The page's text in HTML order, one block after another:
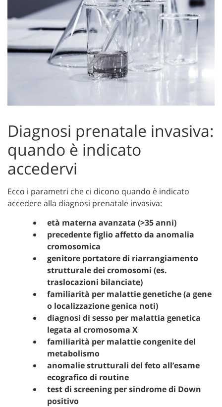
Diagnosi prenatale invasiva:
quando è indicato
accedervi
Ecco i parametri che ci dicono quando è indicato
accedere alla diagnosi prenatale invasiva:
età materna avanzata (>35 anni)
precedente figlio affetto da anomalia
cromosomica
genitore portatore di riarrangiamento
strutturale dei cromosomi (es.
traslocazioni bilanciate)
familiarità per malattie genetiche (a gene
o localizzazione genica noti)
diagnosi di sesso per malattia genetica
legata al cromosoma X
familiarità per malattie congenite del
metabolismo
anomalie strutturali del feto all’esame
ecografico di routine
test di screening per sindrome di Down
positivo